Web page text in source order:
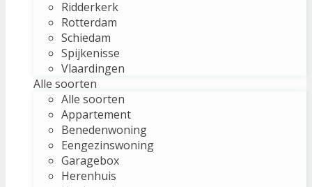
Ridderkerk
Rotterdam
Schiedam
Spijkenisse
Vlaardingen
Alle soorten
Alle soorten
Appartement
Benedenwoning
Eengezinswoning
Garagebox
Herenhuis